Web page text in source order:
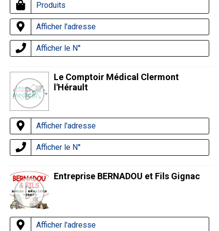
Produits
Afficher l'adresse
Afficher le N°
Le Comptoir Médical Clermont
l'Hérault
Afficher l'adresse
Afficher le N°
Entreprise BERNADOU et Fils Gignac
Afficher l'adresse